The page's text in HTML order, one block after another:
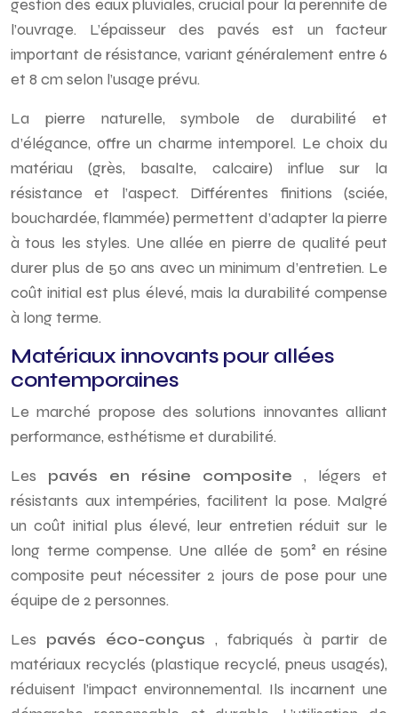
gestion des eaux pluviales, crucial pour la pérennité de
l’ouvrage. L’épaisseur des pavés est un facteur
important de résistance, variant généralement entre 6
et 8 cm selon l’usage prévu.
La pierre naturelle, symbole de durabilité et
d’élégance, offre un charme intemporel. Le choix du
matériau (grès, basalte, calcaire) influe sur la
résistance et l’aspect. Différentes finitions (sciée,
bouchardée, flammée) permettent d’adapter la pierre
à tous les styles. Une allée en pierre de qualité peut
durer plus de 50 ans avec un minimum d’entretien. Le
coût initial est plus élevé, mais la durabilité compense
à long terme.
Matériaux innovants pour allées
contemporaines
Le marché propose des solutions innovantes alliant
performance, esthétisme et durabilité.
Les pavés en résine composite , légers et
résistants aux intempéries, facilitent la pose. Malgré
un coût initial plus élevé, leur entretien réduit sur le
long terme compense. Une allée de 50m² en résine
composite peut nécessiter 2 jours de pose pour une
équipe de 2 personnes.
Les pavés éco-conçus , fabriqués à partir de
matériaux recyclés (plastique recyclé, pneus usagés),
réduisent l’impact environnemental. Ils incarnent une